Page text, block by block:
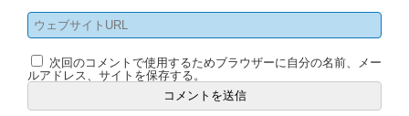
次回のコメントで使用するためブラウザーに自分の名前、メー
ルアドレス、サイトを保存する。